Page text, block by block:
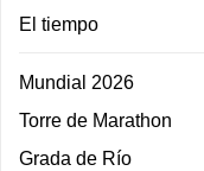
El tiempo
Mundial 2026
Torre de Marathon
Grada de Río